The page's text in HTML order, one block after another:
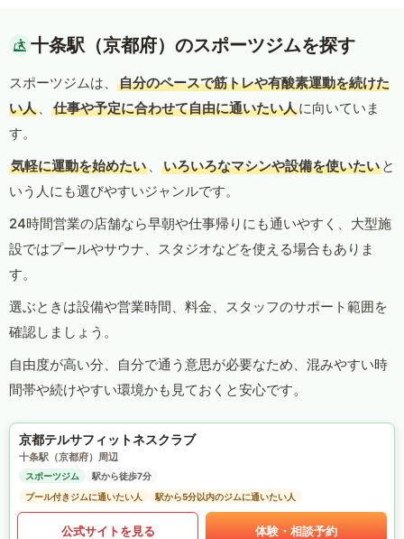
十条駅（京都府）のスポーツジムを探す
スポーツジムは、
自分のペースで筋トレや有酸素運動を続けた
い人 、 仕事や予定に合わせて自由に通いたい人に向いていま
す。
気軽に運動を始めたい 、 いろいろなマシンや設備を使いたい と
いう人にも選びやすいジャンルです。
24時間営業の店舗なら早朝や仕事帰りにも通いやすく、大型施
設ではプールやサウナ、スタジオなどを使える場合もありま
す。
選ぶときは設備や営業時間、料金、スタッフのサポート範囲を
確認しましょう。
自由度が高い分、自分で通う意思が必要なため、混みやすい時
間帯や続けやすい環境かも見ておくと安心です。
京都テルサフィットネスクラブ
十条駅（京都府）周辺
スポーツジム
駅から徒歩7分
プール付きジムに通いたい人
駅から5分以内のジムに通いたい人
公式サイトを見る 体験・相談予約